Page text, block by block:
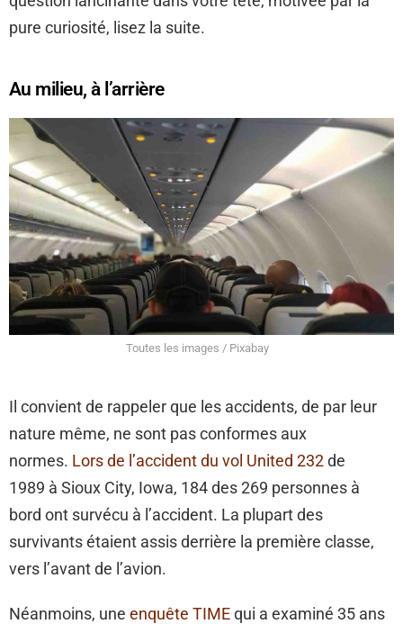
pure curiosité, lisez la suite.
Au milieu, à l’arrière
Toutes les images / Pixabay
Il convient de rappeler que les accidents, de par leur
nature même, ne sont pas conformes aux
normes. Lors de l’accident du vol United 232de
1989 à Sioux City, Iowa, 184 des 269 personnes à
bord ont survécu à l’accident. La plupart des
survivants étaient assis derrière la première classe,
vers l’avant de l’avion.
Néanmoins, une enquête TIMEqui a examiné 35 ans